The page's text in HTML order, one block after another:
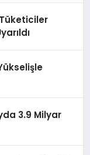
3.9 Milyar